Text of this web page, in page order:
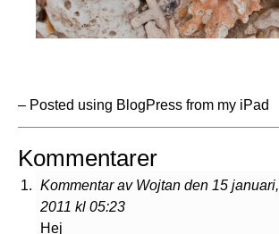
– Posted using BlogPress from my iPad
Kommentarer
Kommentar av Wojtan den 15 januari,
2011 kl 05:23
Hej